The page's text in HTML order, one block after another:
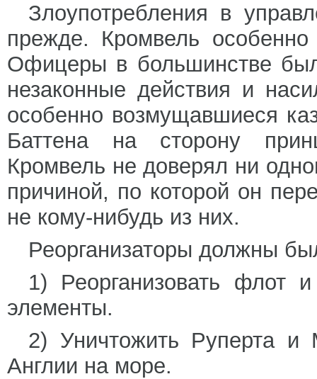
Злоупотребления в
прежде. Кромвель
Офицеры в большинстве
незаконные действия и
особенно возмущавшиеся
Баттена на сторону
Кромвель не доверял ни
причиной, по которой он
не кому-нибудь из них.
Реорганизаторы должны
1) Реорганизовать флот
элементы.
2) Уничтожить Руперта и
Англии на море.